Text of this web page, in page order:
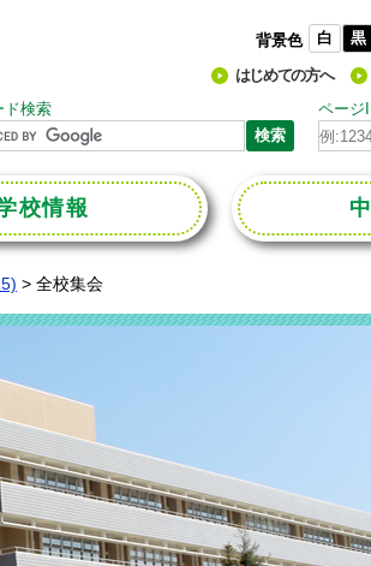
背景色 白 黒
はじめての方へ
ド検索
ページ
校情報
> 全校集会